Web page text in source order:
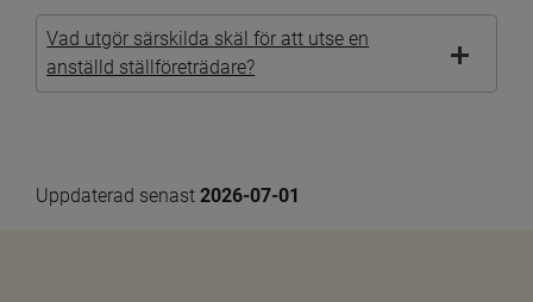
Vad utgör särskilda skäl för att utse en
anställd ställföreträdare?
Uppdaterad senast 2026-07-01